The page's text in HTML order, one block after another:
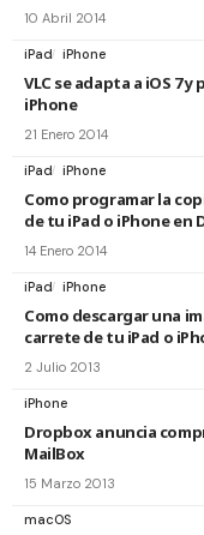
10 Abril 2014
iPad iPhone
VLC se adapta a iOS 7
iPhone
21 Enero 2014
iPad iPhone
Como programar la
de tu iPad o iPhone en
14 Enero 2014
iPad iPhone
Como descargar una
carrete de tu iPad o
2 Julio 2013
iPhone
Dropbox anuncia
MailBox
15 Marzo 2013
macOS